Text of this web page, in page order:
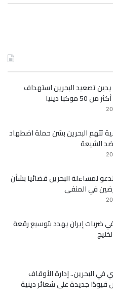
تصعيد البحرين استهداف
موكبا دينيا
تتهم البحرين بشن حملة اضطهاد
الشيعة
لمساءلة البحرين قضائيا بشأن
في المنفى
في ضربات إيران يهدد بتوسيع رقعة
في البحرين.. إدارة الأوقاف
قيودًا جديدة على شعائر دينية